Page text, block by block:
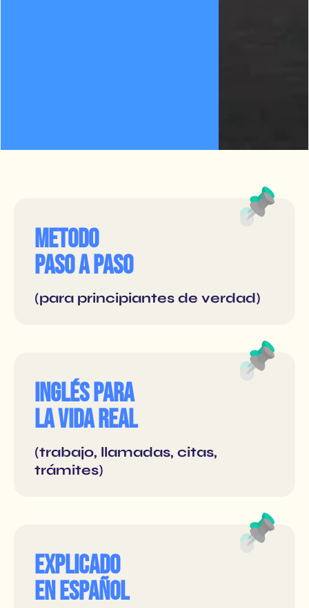
METODO
PASO A PASO
(para principiantes de verdad)
Inglés para
la vida real
(trabajo, llamadas, citas,
trámites)
Explicado
en español